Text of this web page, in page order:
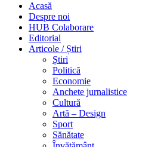
Acasă
Despre noi
HUB Colaborare
Editorial
Articole / Știri
Știri
Politică
Economie
Anchete jurnalistice
Cultură
Artă – Design
Sport
Sănătate